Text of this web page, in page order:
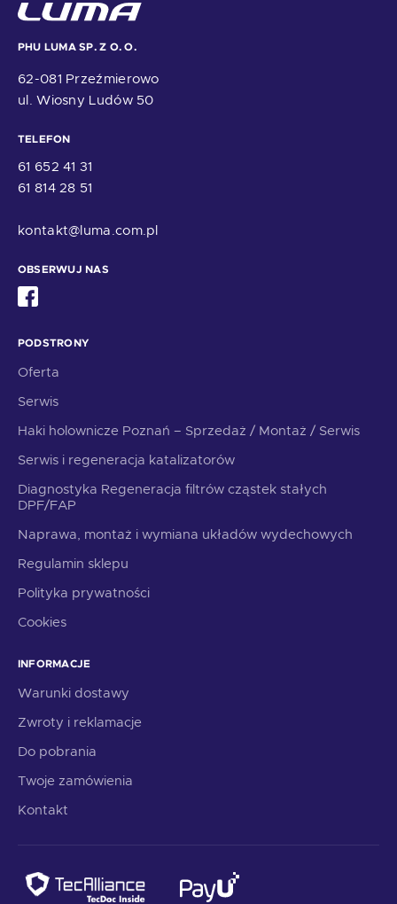
PHU LUMA SP. Z O. O.
62-081 Przeźmierowo
ul. Wiosny Ludów 50
TELEFON
61 652 41 31
61 814 28 51
kontakt@luma.com.pl
OBSERWUJ NAS
PODSTRONY
Oferta
Serwis
Haki holownicze Poznań – Sprzedaż / Montaż / Serwis
Serwis i regeneracja katalizatorów
Diagnostyka Regeneracja filtrów cząstek stałych
DPF/FAP
Naprawa, montaż i wymiana układów wydechowych
Regulamin sklepu
Polityka prywatności
Cookies
INFORMACJE
Warunki dostawy
Zwroty i reklamacje
Do pobrania
Twoje zamówienia
Kontakt